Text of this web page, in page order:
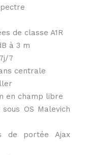
de classe A1R
à 3 m
7
centrale
en champ libre
OS Malevich
de portée Ajax